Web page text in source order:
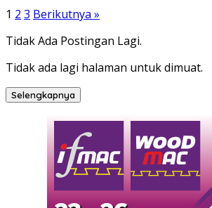
Paginasi
pos
1 2 3 Berikutnya »
Tidak Ada Postingan Lagi.
Tidak ada lagi halaman untuk dimuat.
Selengkapnya